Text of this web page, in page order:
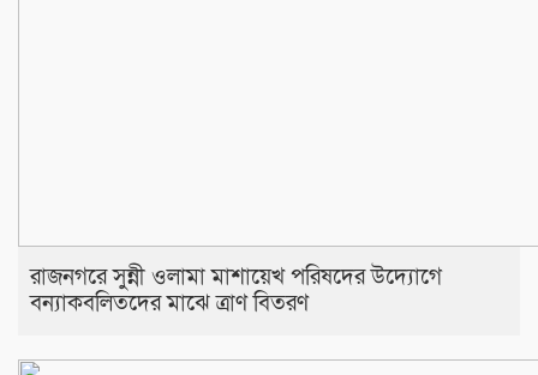
রাজনগরে সুন্নী ওলামা মাশায়েখ পরিষদের উদ্যোগে
বন্যাকবলিতদের মাঝে ত্রাণ বিতরণ